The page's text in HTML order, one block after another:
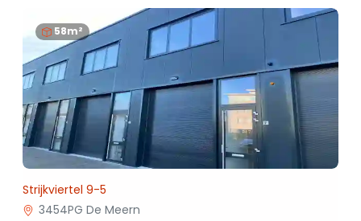
58m²
Strijkviertel 9-5
3454PG De Meern